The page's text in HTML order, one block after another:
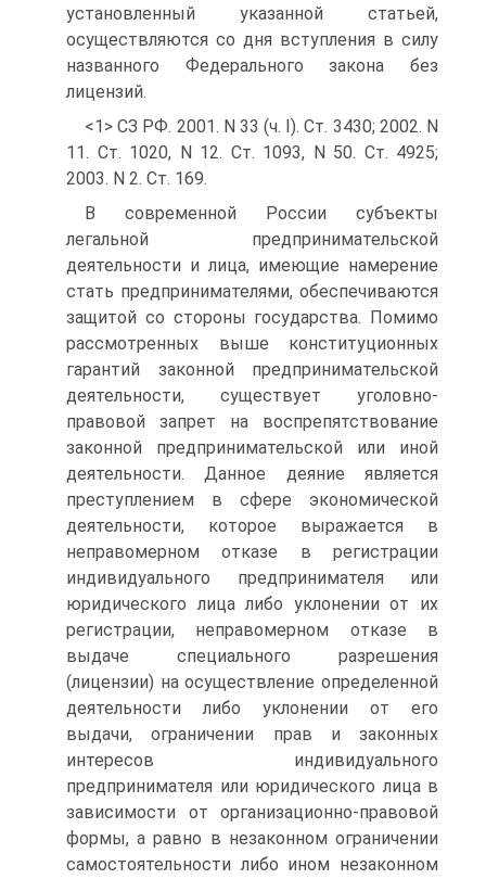
установленный указанной статьей,
осуществляются со дня вступления в силу
названного Федерального закона без
лицензий.
<1> СЗ РФ. 2001. N 33 (ч. I). Ст. 3430; 2002. N
11. Ст. 1020, N 12. Ст. 1093, N 50. Ст. 4925;
2003. N 2. Ст. 169.
В современной России субъекты
легальной предпринимательской
деятельности и лица, имеющие намерение
стать предпринимателями, обеспечиваются
защитой со стороны государства. Помимо
рассмотренных выше конституционных
гарантий законной предпринимательской
деятельности, существует уголовно-
правовой запрет на воспрепятствование
законной предпринимательской или иной
деятельности. Данное деяние является
преступлением в сфере экономической
деятельности, которое выражается в
неправомерном отказе в регистрации
индивидуального предпринимателя или
юридического лица либо уклонении от их
регистрации, неправомерном отказе в
выдаче специального разрешения
(лицензии) на осуществление определенной
деятельности либо уклонении от его
выдачи, ограничении прав и законных
интересов индивидуального
предпринимателя или юридического лица в
зависимости от организационно-правовой
формы, а равно в незаконном ограничении
самостоятельности либо ином незаконном